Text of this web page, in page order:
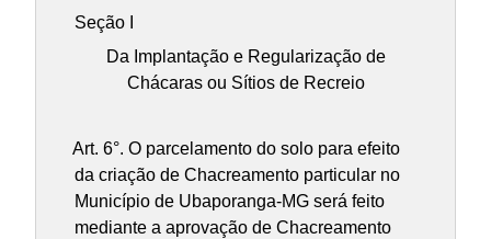
Seção I
Da Implantação e Regularização de
Chácaras ou Sítios de Recreio
Art. 6°. O parcelamento do solo para efeito
da criação de Chacreamento particular no
Município de Ubaporanga-MG será feito
mediante a aprovação de Chacreamento